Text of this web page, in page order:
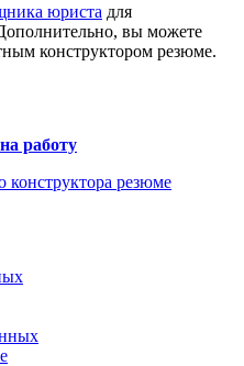
юриста для
вы можете
конструктором резюме.
работу
резюме